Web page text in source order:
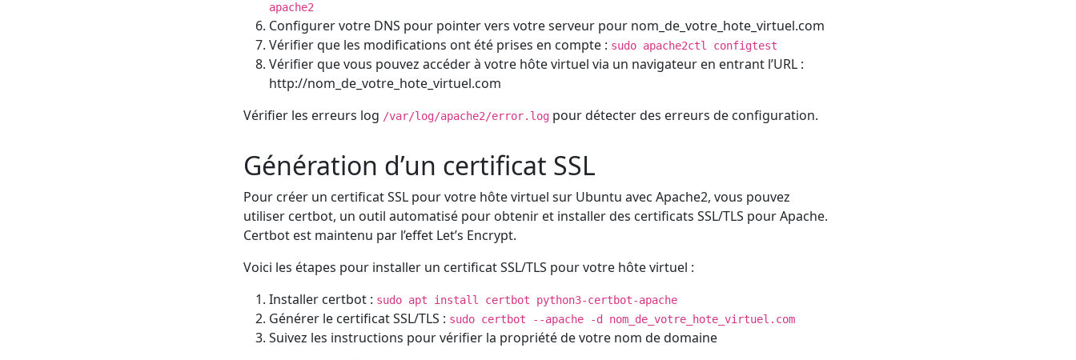
apache2
Configurer votre DNS pour pointer vers votre serveur pour nom_de_votre_hote_virtuel.com
Vérifier que les modifications ont été prises en compte : sudo apache2ctl configtest
Vérifier que vous pouvez accéder à votre hôte virtuel via un navigateur en entrant l’URL :
http://nom_de_votre_hote_virtuel.com
Vérifier les erreurs log /var/log/apache2/error.log pour détecter des erreurs de configuration.
Génération d’un certificat SSL
Pour créer un certificat SSL pour votre hôte virtuel sur Ubuntu avec Apache2, vous pouvez
utiliser certbot, un outil automatisé pour obtenir et installer des certificats SSL/TLS pour Apache.
Certbot est maintenu par l’effet Let’s Encrypt.
Voici les étapes pour installer un certificat SSL/TLS pour votre hôte virtuel :
Installer certbot : sudo apt install certbot python3-certbot-apache
Générer le certificat SSL/TLS : sudo certbot --apache -d nom_de_votre_hote_virtuel.com
Suivez les instructions pour vérifier la propriété de votre nom de domaine